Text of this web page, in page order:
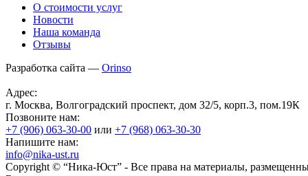
О стоимости услуг
Новости
Наша команда
Отзывы
Разработка сайта — Orinso
Адрес:
г. Москва, Волгоградский проспект, дом 32/5, корп.3, пом.19К
Позвоните нам:
+7 (906) 063-30-00 или +7 (968) 063-30-30
Напишите нам:
info@nika-ust.ru
Copyright © “Ника-Юст” - Все права на материалы,